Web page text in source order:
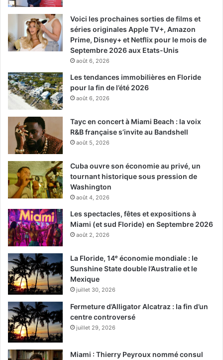
Voici les prochaines sorties de films et
séries originales Apple TV+, Amazon
Prime, Disney+ et Netflix pour le mois de
Septembre 2026 aux Etats-Unis
août 6, 2026
Les tendances immobilières en Floride
pour la fin de l’été 2026
août 6, 2026
Tayc en concert à Miami Beach : la voix
R&B française s’invite au Bandshell
août 5, 2026
Cuba ouvre son économie au privé, un
tournant historique sous pression de
Washington
août 4, 2026
Les spectacles, fêtes et expositions à
Miami (et sud Floride) en Septembre 2026
août 2, 2026
La Floride, 14ᵉ économie mondiale : le
Sunshine State double l’Australie et le
Mexique
juillet 30, 2026
Fermeture d’Alligator Alcatraz : la fin d’un
centre controversé
juillet 29, 2026
Miami : Thierry Peyroux nommé consul